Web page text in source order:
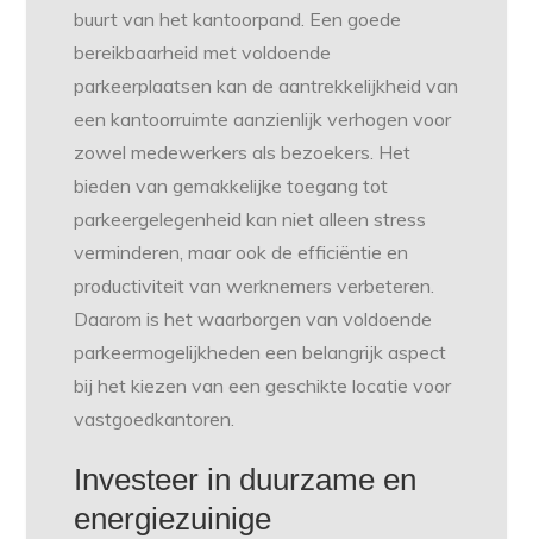
buurt van het kantoorpand. Een goede
bereikbaarheid met voldoende
parkeerplaatsen kan de aantrekkelijkheid van
een kantoorruimte aanzienlijk verhogen voor
zowel medewerkers als bezoekers. Het
bieden van gemakkelijke toegang tot
parkeergelegenheid kan niet alleen stress
verminderen, maar ook de efficiëntie en
productiviteit van werknemers verbeteren.
Daarom is het waarborgen van voldoende
parkeermogelijkheden een belangrijk aspect
bij het kiezen van een geschikte locatie voor
vastgoedkantoren.
Investeer in duurzame en
energiezuinige